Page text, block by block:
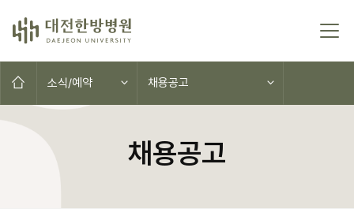
본문 바로가기
홈으로소식/예약 채용공고
채용공고